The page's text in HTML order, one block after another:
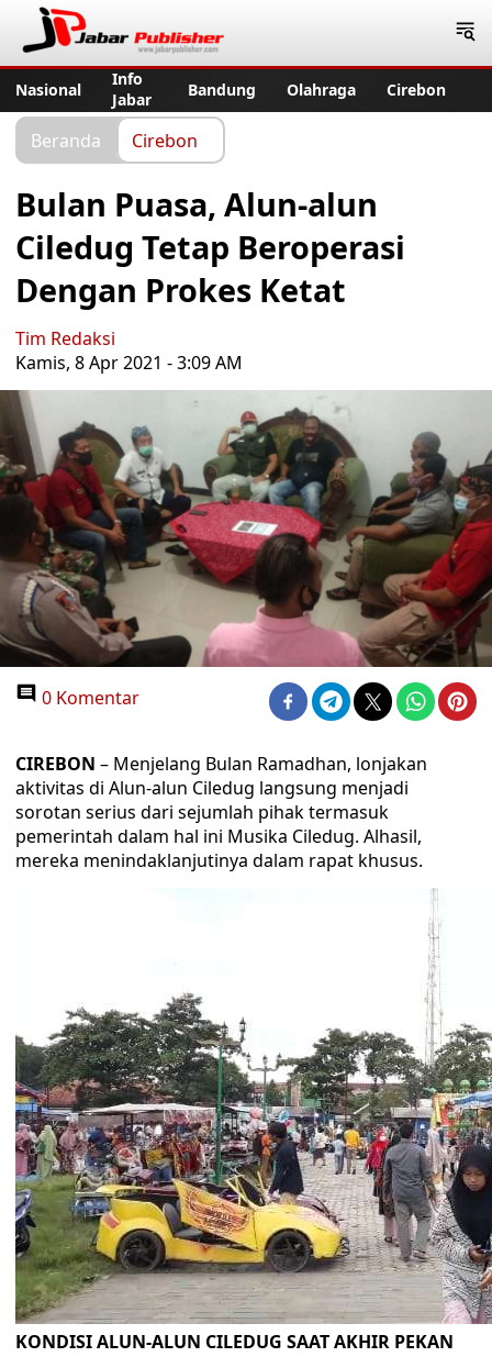
Nasional
Info
Jabar
Bandung Olahraga Cirebon
Beranda Cirebon
Bulan Puasa, Alun-alun
Ciledug Tetap Beroperasi
Dengan Prokes Ketat
Tim Redaksi
Kamis, 8 Apr 2021 - 3:09 AM
0 Komentar
CIREBON – Menjelang Bulan Ramadhan, lonjakan
aktivitas di Alun-alun Ciledug langsung menjadi
sorotan serius dari sejumlah pihak termasuk
pemerintah dalam hal ini Musika Ciledug. Alhasil,
mereka menindaklanjutinya dalam rapat khusus.
KONDISI ALUN-ALUN CILEDUG SAAT AKHIR PEKAN